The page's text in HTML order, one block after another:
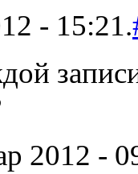
- 15:21.
2012 -